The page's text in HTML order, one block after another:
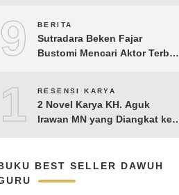
9 BERITA
Sutradara Beken Fajar
Bustomi Mencari Aktor Terbaik
KH. Hasyim Asy’ari karya KH.
Aguk Irawan MN
10RESENSI KARYA
2 Novel Karya KH. Aguk
Irawan MN yang Diangkat ke
BEST SELLER DAWUH